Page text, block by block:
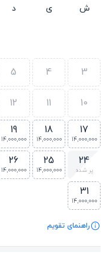
ش ی د
3
4
5
10
11
12
17
14,000,000
18
14,000,000
19
14,000,000
24
پر شده
25
14,000,000
26
14,000,000
31
14,000,000
راهنمای تقویم